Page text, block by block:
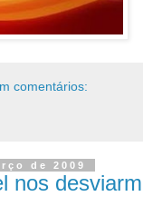
comentários:
de 2009
nos